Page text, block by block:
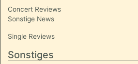
Concert Reviews
Sonstige News
Single Reviews
Sonstiges